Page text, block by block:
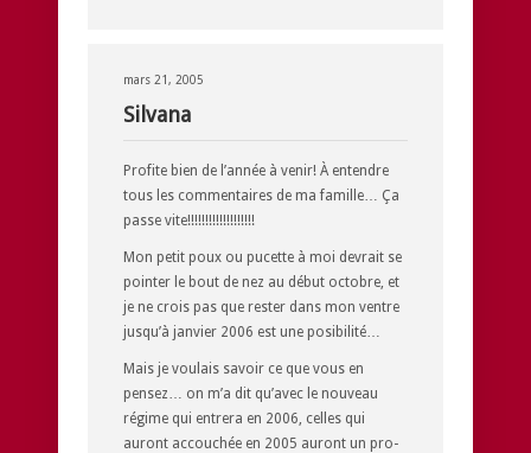
mars 21, 2005
Silvana
Profite bien de l’année à venir! À entendre
tous les commentaires de ma famille… Ça
passe vite!!!!!!!!!!!!!!!!!!!
Mon petit poux ou pucette à moi devrait se
pointer le bout de nez au début octobre, et
je ne crois pas que rester dans mon ventre
jusqu’à janvier 2006 est une posibilité…
Mais je voulais savoir ce que vous en
pensez… on m’a dit qu’avec le nouveau
régime qui entrera en 2006, celles qui
auront accouchée en 2005 auront un pro-